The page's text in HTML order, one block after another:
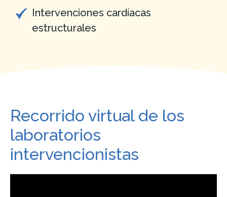
Intervenciones cardíacas
estructurales
Recorrido virtual de los
laboratorios
intervencionistas